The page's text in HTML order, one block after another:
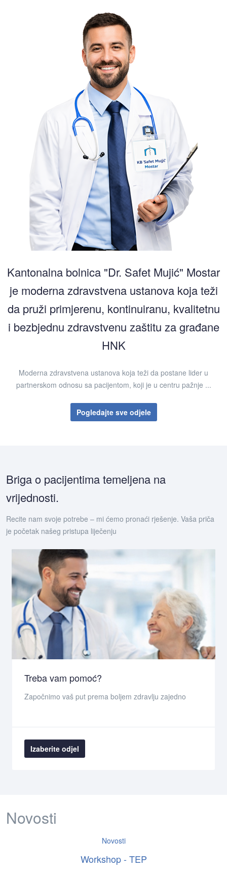
Kantonalna bolnica "Dr. Safet Mujić" Mostar
je moderna zdravstvena ustanova koja teži
da pruži primjerenu, kontinuiranu, kvalitetnu
i bezbjednu zdravstvenu zaštitu za građane
HNK
Moderna zdravstvena ustanova koja teži da postane lider u
partnerskom odnosu sa pacijentom, koji je u centru pažnje ...
Pogledajte sve odjele
Briga o pacijentima temeljena na
vrijednosti.
Recite nam svoje potrebe – mi ćemo pronaći rješenje. Vaša priča
je početak našeg pristupa liječenju
Treba vam pomoć?
Započnimo vaš put prema boljem zdravlju zajedno
Izaberite odjel
Novosti
Novosti
Workshop - TEP